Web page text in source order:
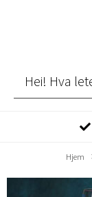
Hjem